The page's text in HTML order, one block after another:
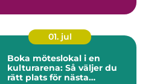
01. jul
Boka möteslokal i en
kulturarena: Så väljer du
rätt plats för nästa